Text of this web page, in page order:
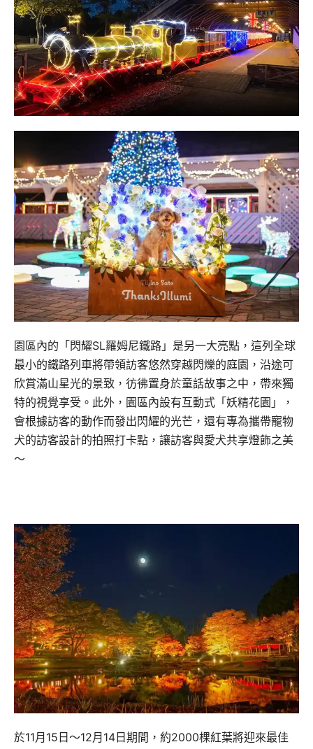
園區內的「閃耀SL羅姆尼鐵路」是另一大亮點，這列全球
最小的鐵路列車將帶領訪客悠然穿越閃爍的庭園，沿途可
欣賞滿山星光的景致，彷彿置身於童話故事之中，帶來獨
特的視覺享受。此外，園區內設有互動式「妖精花園」，
會根據訪客的動作而發出閃耀的光芒，還有專為攜帶寵物
犬的訪客設計的拍照打卡點，讓訪客與愛犬共享燈飾之美
～
於11月15日～12月14日期間，約2000棵紅葉將迎來最佳